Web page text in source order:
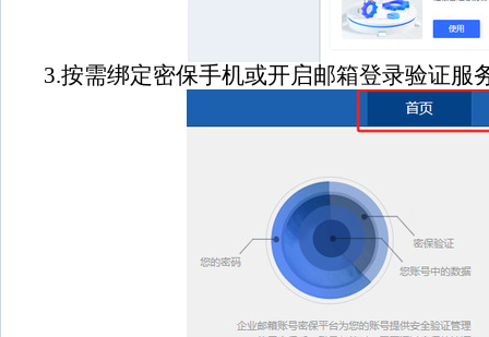
3.按需绑定密保手机或开启邮箱登录验证服